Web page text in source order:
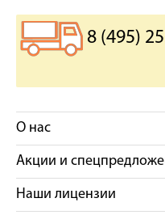
8 (495)
О нас
Акции и
Наши лицензии